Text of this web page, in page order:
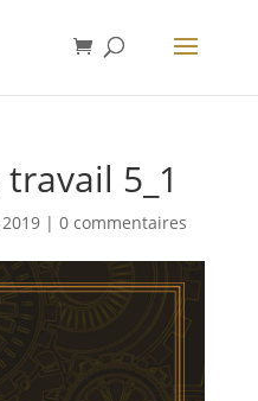
5_1
| 0 commentaires